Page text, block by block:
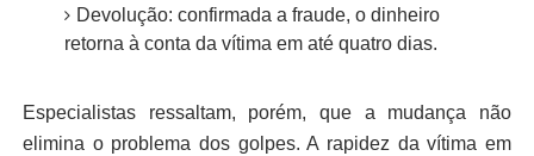
Devolução: confirmada a fraude, o dinheiro
retorna à conta da vítima em até quatro dias.
Especialistas ressaltam, porém, que a mudança não
elimina o problema dos golpes. A rapidez da vítima em